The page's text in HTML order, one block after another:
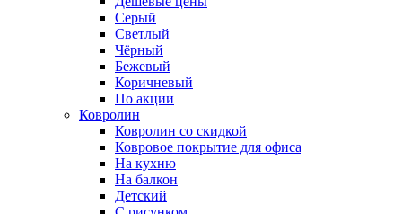
Серый
Светлый
Чёрный
Бежевый
Коричневый
По акции
Ковролин
Ковролин со скидкой
Ковровое покрытие для офиса
На кухню
На балкон
Детский